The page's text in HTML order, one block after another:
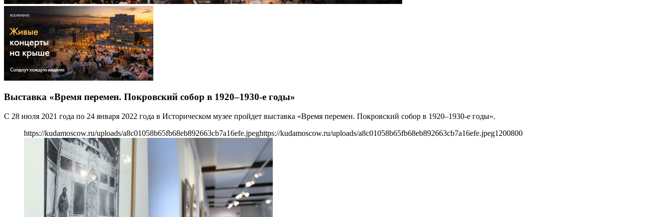
Выставка «Время перемен. Покровский собор в 1920–1930-е годы»
С 28 июля 2021 года по 24 января 2022 года в Историческом музее пройдет выставка «Время перемен. Покровский собор в 1920–1930-е годы».
https://kudamoscow.ru/uploads/a8c01058b65fb68eb892663cb7a16efe.jpeghttps://kudamoscow.ru/uploads/a8c01058b65fb68eb892663cb7a16efe.jpeg1200800